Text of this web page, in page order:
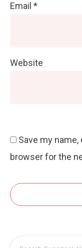
Email *
Website
Save my
browser for the